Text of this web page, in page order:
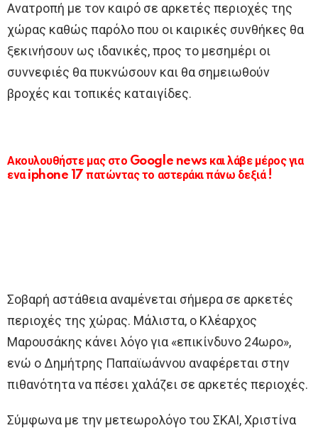
Ανατροπή με τον καιρό σε αρκετές περιοχές της
χώρας καθώς παρόλο που οι καιρικές συνθήκες θα
ξεκινήσουν ως ιδανικές, προς το μεσημέρι οι
συννεφιές θα πυκνώσουν και θα σημειωθούν
βροχές και τοπικές καταιγίδες.
Ακουλουθήστε μας στο Google news και λάβε μέρος για
ενα iphone 17 πατώντας το αστεράκι πάνω δεξιά !
Σοβαρή αστάθεια αναμένεται σήμερα σε αρκετές
περιοχές της χώρας. Μάλιστα, ο Κλέαρχος
Μαρουσάκης κάνει λόγο για «επικίνδυνο 24ωρο»,
ενώ ο Δημήτρης Παπαϊωάννου αναφέρεται στην
πιθανότητα να πέσει χαλάζει σε αρκετές περιοχές.
Σύμφωνα με την μετεωρολόγο του ΣΚΑΙ, Χριστίνα